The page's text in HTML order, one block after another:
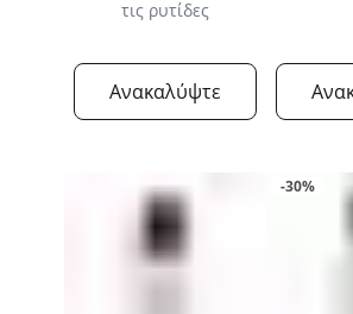
τις ρυτίδες
Ανακαλύψτε
-30%